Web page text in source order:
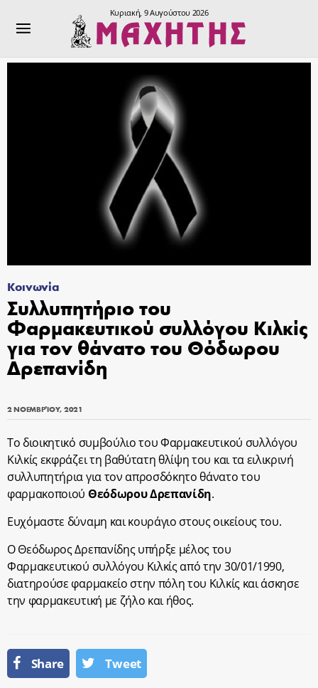
Κυριακή, 9 Αυγούστου 2026
Κοινωνία
Συλλυπητήριο του
Φαρμακευτικού συλλόγου Κιλκίς
για τον θάνατο του Θόδωρου
Δρεπανίδη
2 ΝΟΕΜΒΡΊΟΥ, 2021
Το διοικητικό συμβούλιο του Φαρμακευτικού συλλόγου
Κιλκίς εκφράζει τη βαθύτατη θλίψη του και τα ειλικρινή
συλλυπητήρια για τον απροσδόκητο θάνατο του
φαρμακοποιού Θεόδωρου Δρεπανίδη.
Ευχόμαστε δύναμη και κουράγιο στους οικείους του.
Ο Θεόδωρος Δρεπανίδης υπήρξε μέλος του
Φαρμακευτικού συλλόγου Κιλκίς από την 30/01/1990,
διατηρούσε φαρμακείο στην πόλη του Κιλκίς και άσκησε
την φαρμακευτική με ζήλο και ήθος.
Share Tweet